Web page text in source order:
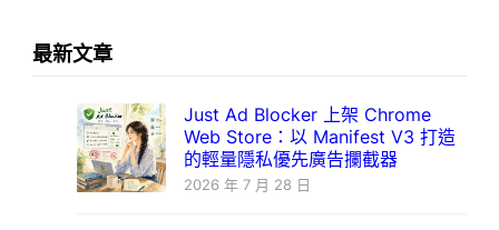
最新文章
Just Ad Blocker 上架 Chrome
Web Store：以 Manifest V3 打造
的輕量隱私優先廣告攔截器
2026 年 7 月 28 日